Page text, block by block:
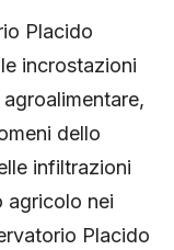
Placido
incrostazioni
dello
infiltrazioni
agricolo nei
Placido